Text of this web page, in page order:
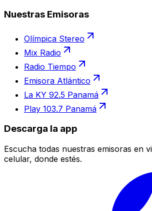
Nuestras Emisoras
Olímpica Stereo
Mix Radio
Radio Tiempo
Emisora Atlántico
La KY 92.5 Panamá
Play 103.7 Panamá
Descarga la app
Escucha todas nuestras emisoras en
celular, donde estés.